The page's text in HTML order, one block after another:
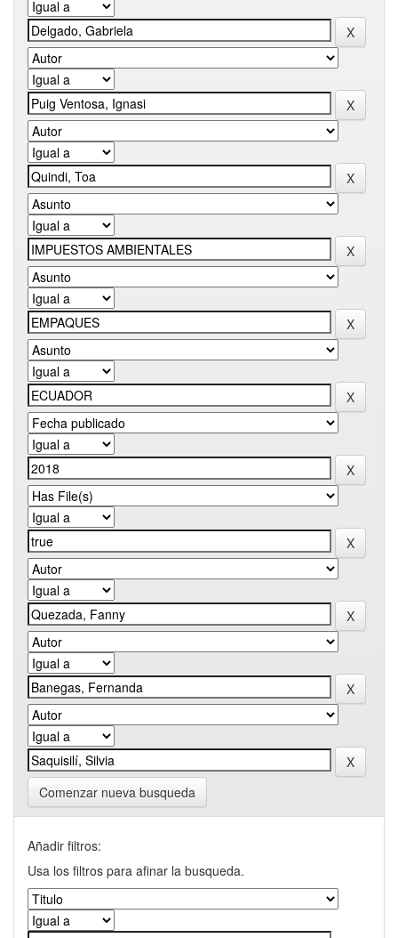
Comenzar nueva busqueda
Añadir filtros:
Usa los filtros para afinar la busqueda.